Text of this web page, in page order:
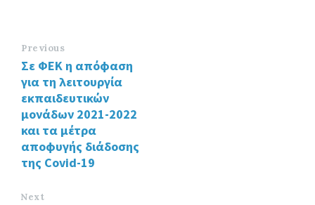
Previous
Σε ΦΕΚ η απόφαση
για τη λειτουργία
εκπαιδευτικών
μονάδων 2021-2022
και τα μέτρα
αποφυγής διάδοσης
της Covid-19
Next